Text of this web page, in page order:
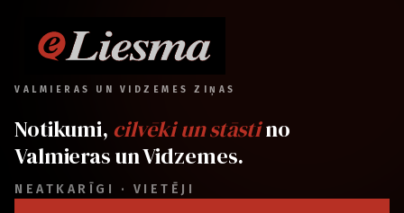
VALMIERAS UN VIDZEMES ZIŅAS
Notikumi, cilvēki un stāstino
Valmieras un Vidzemes.
NEATKARĪGI · VIETĒJI